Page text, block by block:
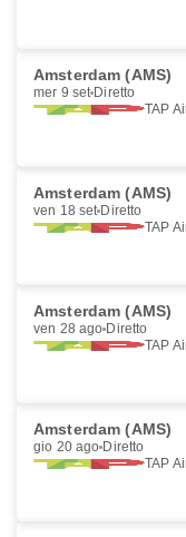
Amsterdam (AMS)
mer 9 set Diretto
TAP
Amsterdam (AMS)
ven 18 set Diretto
TAP
Amsterdam (AMS)
ven 28 ago Diretto
TAP
Amsterdam (AMS)
gio 20 ago Diretto
TAP